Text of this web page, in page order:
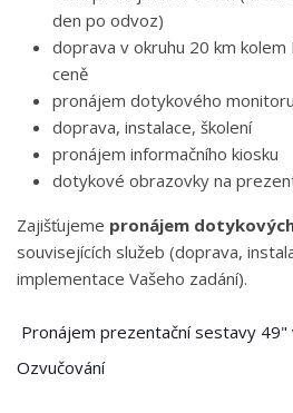
den po odvoz)
doprava v okruhu 20 km
ceně
pronájem dotykového
doprava, instalace, školení
pronájem informačního kiosku
dotykové obrazovky na
Zajišťujeme pronájem
souvisejících služeb (doprava,
implementace Vašeho zadání).
Pronájem prezentační sestavy 49"
Ozvučování